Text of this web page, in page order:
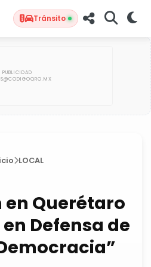
Tránsito
LOCAL
Querétaro
Defensa de